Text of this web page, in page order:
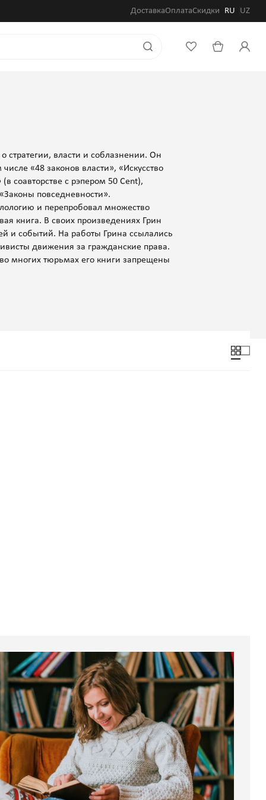
ДоставкаОплатаСкидки RU UZ
стратегии, власти и соблазнении. Он
«48 законов власти», «Искусство
соавторстве с рэпером 50 Cent),
повседневности».
и перепробовал множество
книга. В своих произведениях Грин
и событий. На работы Грина ссылались
движения за гражданские права.
многих тюрьмах его книги запрещены